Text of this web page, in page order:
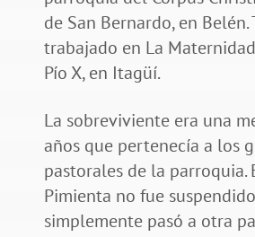
de San Bernardo, en Belén.
trabajado en La
Pío X, en Itagüí.
La sobreviviente era una
años que pertenecía a los
pastorales de la parroquia.
Pimienta no fue
simplemente pasó a otra